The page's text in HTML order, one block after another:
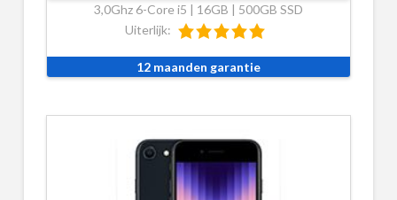
3,0Ghz 6-Core i5 | 16GB | 500GB SSD
Uiterlijk:
12 maanden garantie